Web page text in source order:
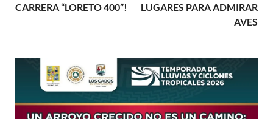
CARRERA “LORETO 400”!
LUGARES PARA ADMIRAR
AVES